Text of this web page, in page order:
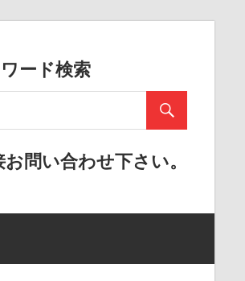
ード検索
問い合わせ下さい。